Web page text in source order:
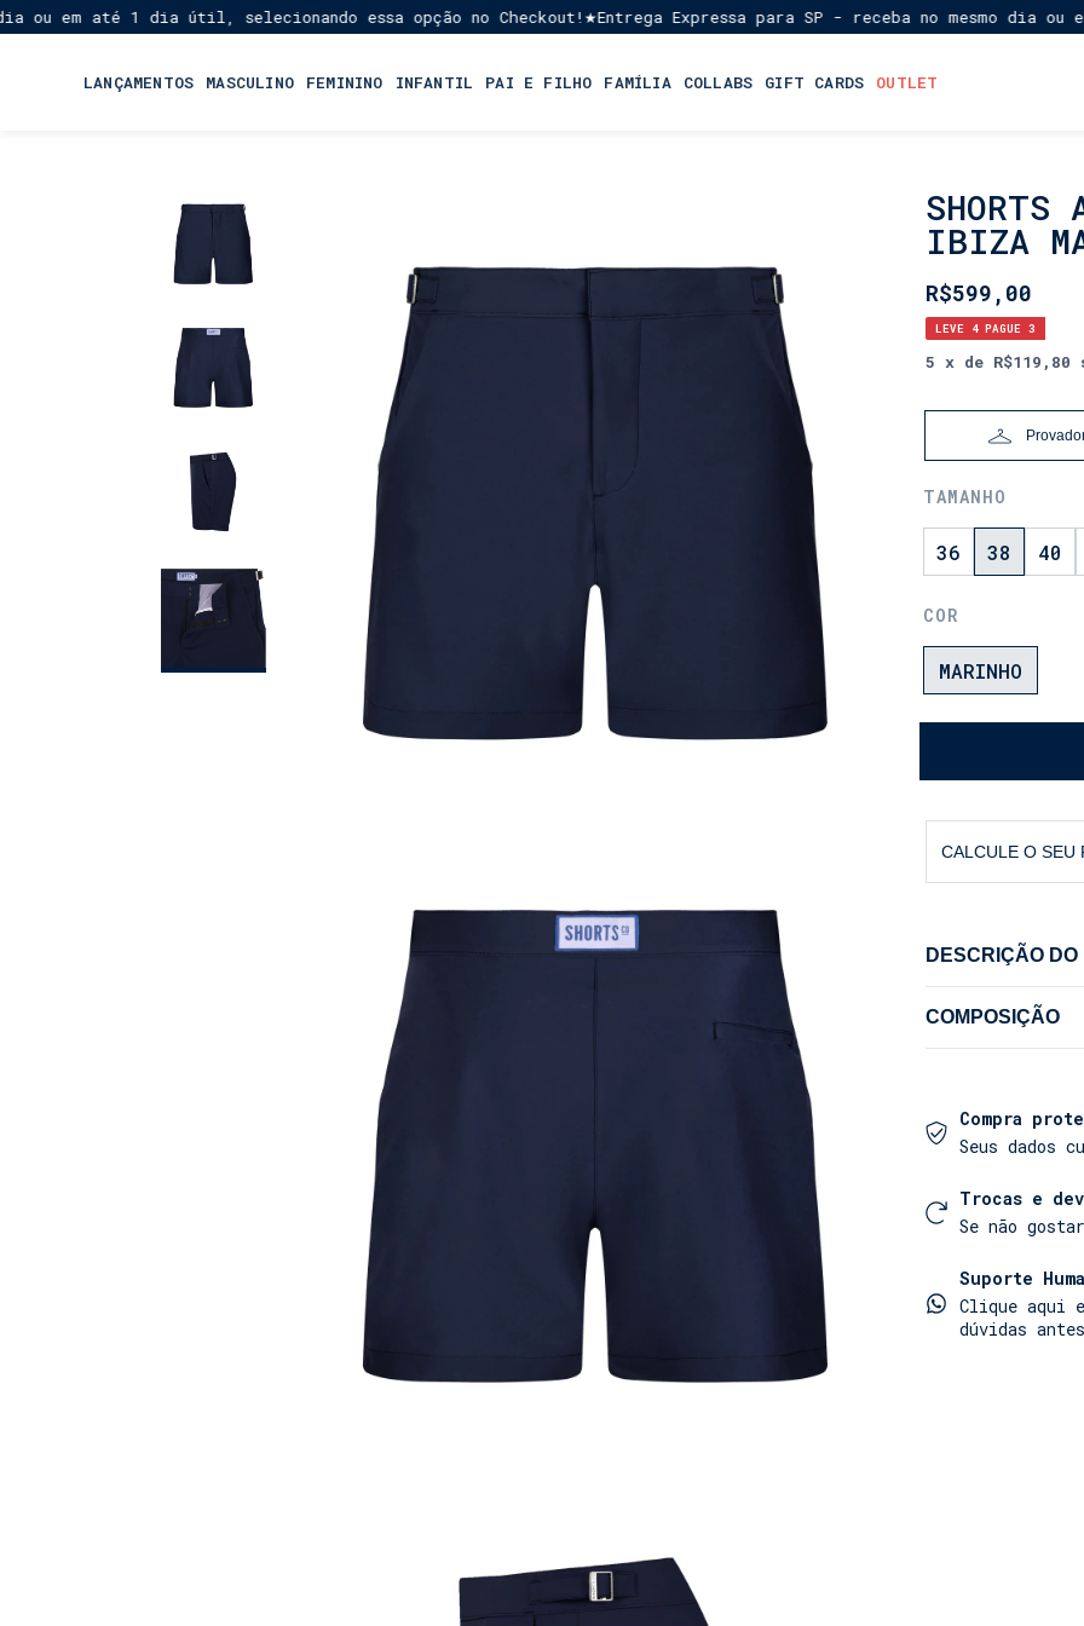
até 1 dia útil, selecionando essa opção no Checkout!★Entrega Expressa para SP - receba no mesmo dia ou em
LANÇAMENTOS MASCULINO FEMININO INFANTIL PAI E FILHO FAMÍLIA COLLABS GIFT CARDS OUTLET
INÍCIO
•
LANÇAMENTOS
DIA
DOS
PAIS
IBIZA
R$599,00
LEVE 4 PAGUE 3
5 x de R$119,80
TAMANHO
36 38 40
COR
MARINHO
CALCULE O SEU
DESCRIÇÃO DO
modernidade
conforto com
do cós
COMPOSIÇÃO
Compra
Seus dados
Trocas e
Se não
Suporte
Clique aqui
dúvidas